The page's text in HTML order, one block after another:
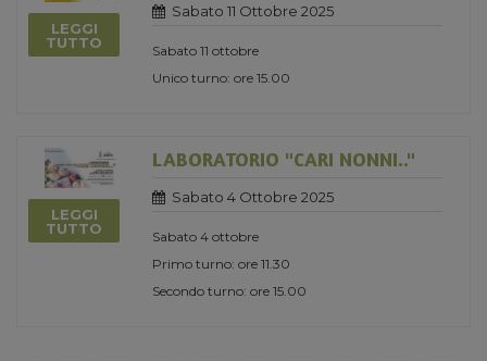
LEGGI
TUTTO
Sabato 11 Ottobre 2025
Sabato 11 ottobre
Unico turno: ore 15.00
LEGGI
TUTTO
LABORATORIO "CARI NONNI.."
Sabato 4 Ottobre 2025
Sabato 4 ottobre
Primo turno: ore 11.30
Secondo turno: ore 15.00